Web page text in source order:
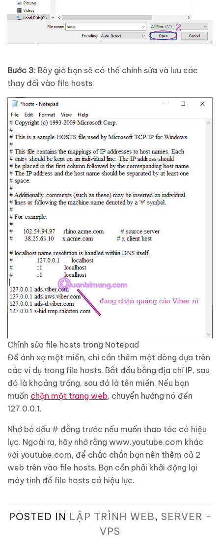
Bước 3: Bây giờ bạn sẽ có thể chỉnh sửa và lưu các
thay đổi vào file hosts.
Chỉnh sửa file hosts trong Notepad
Để ánh xạ một miền, chỉ cần thêm một dòng dựa trên
các ví dụ trong file hosts. Bắt đầu bằng địa chỉ IP, sau
đó là khoảng trống, sau đó là tên miền. Nếu bạn
muốn chặn một trang web, chuyển hướng nó đến
127.0.0.1.
Nhớ bỏ dấu # đằng trước nếu muốn thao tác có hiệu
lực. Ngoài ra, hãy nhớ rằng www.youtube.com khác
với youtube.com, để chắc chắn bạn nên thêm cả 2
web trên vào file hosts. Bạn cần phải khởi động lại
máy tính để file hosts có hiệu lực.
POSTED IN LẬP TRÌNH WEB, SERVER -
VPS